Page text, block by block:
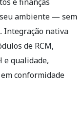
ambiente — sem
Integração nativa
de RCM,
e qualidade,
conformidade